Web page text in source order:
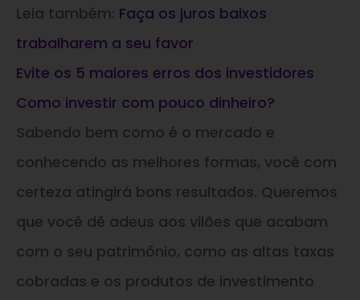
Leia também: Faça os juros baixos
trabalharem a seu favor
Evite os 5 maiores erros dos investidores
Como investir com pouco dinheiro?
Sabendo bem como é o mercado e
conhecendo as melhores formas, você com
certeza atingirá bons resultados. Queremos
que você dê adeus aos vilões que acabam
com o seu patrimônio, como as altas taxas
cobradas e os produtos de investimento